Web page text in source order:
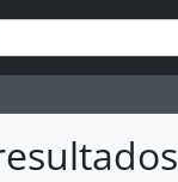
de busca